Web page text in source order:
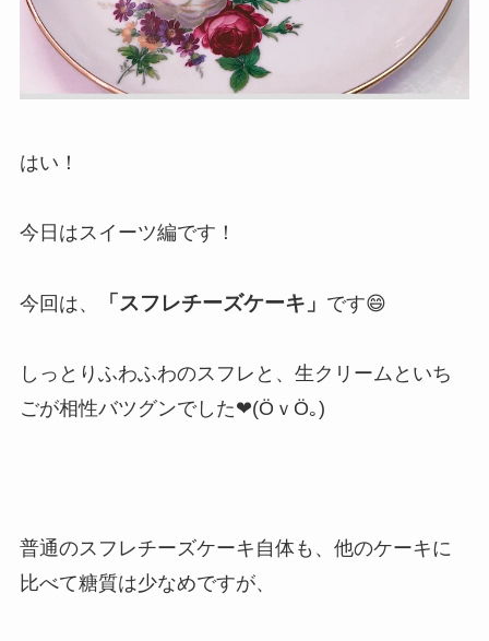
はい！
今日はスイーツ編です！
今回は、 「スフレチーズケーキ」 です😄
しっとりふわふわのスフレと、生クリームといち
ごが相性バツグンでした❤(ӦｖӦ｡)
普通のスフレチーズケーキ自体も、他のケーキに
比べて糖質は少なめですが、